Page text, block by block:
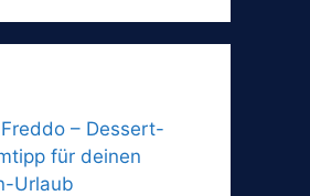
– Dessert-
für deinen
Urlaub